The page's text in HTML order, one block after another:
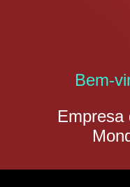
Bem-
Empresa